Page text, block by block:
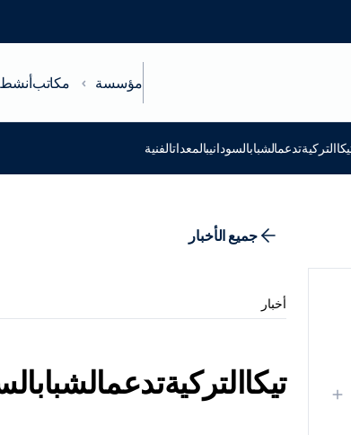
مؤسسة مكاتب
جميع الأخبار
أخبار